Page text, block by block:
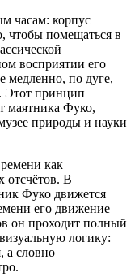
часам: корпус
чтобы помещаться в
восприятии его
медленно, по дуге,
Этот принцип
маятника Фуко,
природы и науки
как
отсчётов. В
Фуко движется
его движение
он проходит полный
логику:
а словно